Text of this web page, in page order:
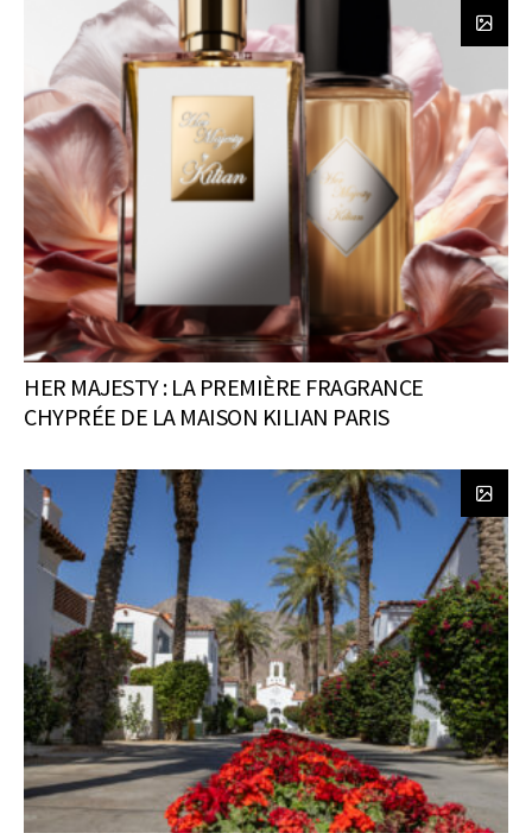
HER MAJESTY : LA PREMIÈRE FRAGRANCE
CHYPRÉE DE LA MAISON KILIAN PARIS